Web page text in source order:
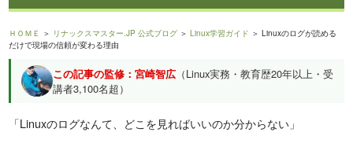
ＨＯＭＥ ＞ リナックスマスター.JP 公式ブログ ＞Linux学習ガイド ＞ Linuxのログが読める
だけで現場の信頼が変わる理由
この記事の監修：宮崎智広 （Linux実務・教育歴20年以上・受
講者3,100名超）
「Linuxのログなんて、どこを見ればいいのか分からない」